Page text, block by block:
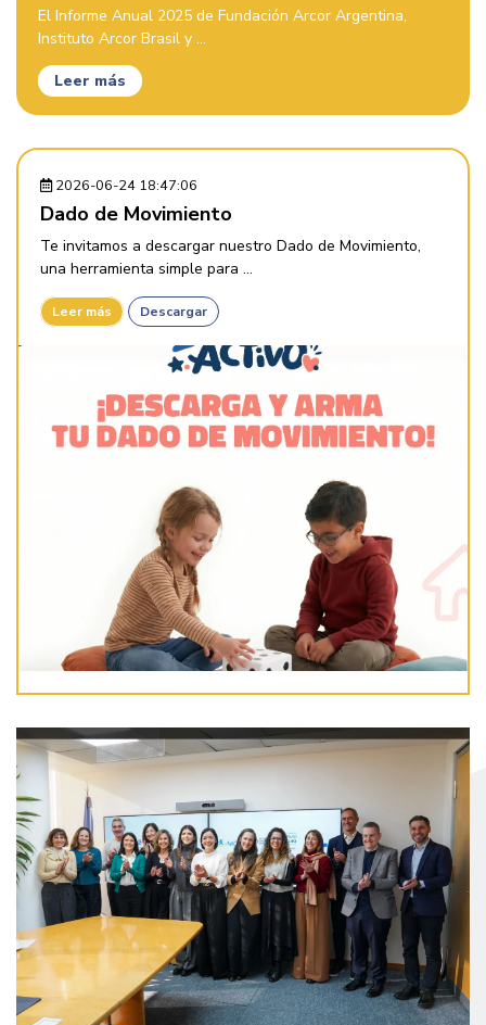
El Informe Anual 2025 de Fundación Arcor Argentina,
Instituto Arcor Brasil y ...
Leer más
2026-06-24 18:47:06
Dado de Movimiento
Te invitamos a descargar nuestro Dado de Movimiento,
una herramienta simple para ...
Leer más Descargar